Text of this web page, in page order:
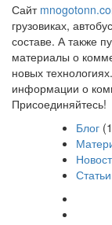
Сайт
грузовиках,
составе. А также
материалы о
новых
информации о
Присоединяйтесь!
Блог
Статьи